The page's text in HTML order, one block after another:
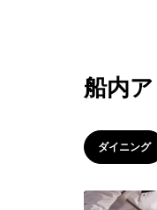
船内
ダイニング